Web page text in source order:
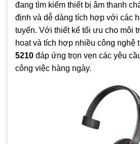
đang tìm kiếm thiết bị âm thanh
định và dễ dàng tích hợp với các
tuyến. Với thiết kế tối ưu cho môi
hoạt và tích hợp nhiều công nghệ
5210 đáp ứng trọn vẹn các yêu
công việc hàng ngày.